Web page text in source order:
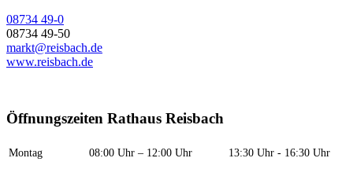
08734 49-0
08734 49-50
markt@reisbach.de
www.reisbach.de
Öffnungszeiten Rathaus Reisbach
Montag 08:00 Uhr – 12:00 Uhr
13:30 Uhr - 16:30 Uhr